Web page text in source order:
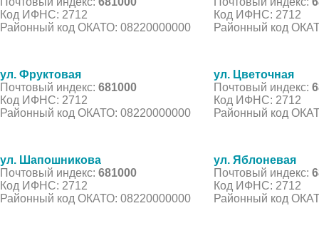
Код ИФНС: 2712
Районный код ОКАТО: 08220000000
Код ИФНС: 2712
Районный код
ул. Фруктовая
Почтовый индекс: 681000
Код ИФНС: 2712
Районный код ОКАТО: 08220000000
ул. Цветочная
Почтовый индекс:
Код ИФНС: 2712
Районный код
ул. Шапошникова
Почтовый индекс: 681000
Код ИФНС: 2712
Районный код ОКАТО: 08220000000
ул. Яблоневая
Почтовый индекс:
Код ИФНС: 2712
Районный код